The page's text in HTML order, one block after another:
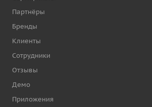
Партнёры
Бренды
Клиенты
Сотрудники
Отзывы
Демо
Приложения